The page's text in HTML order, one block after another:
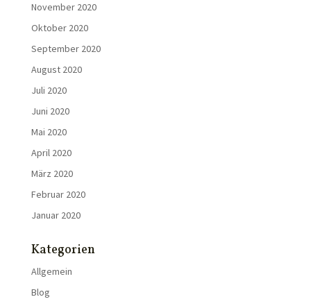
November 2020
Oktober 2020
September 2020
August 2020
Juli 2020
Juni 2020
Mai 2020
April 2020
März 2020
Februar 2020
Januar 2020
Kategorien
Allgemein
Blog